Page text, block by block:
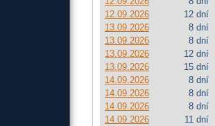
12.09.2026
12 dní
13.09.2026
8 dní
13.09.2026
8 dní
13.09.2026
12 dní
13.09.2026
15 dní
14.09.2026
8 dní
14.09.2026
8 dní
14.09.2026
8 dní
14.09.2026
11 dní